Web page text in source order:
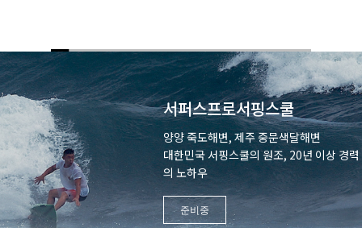
서퍼스프로서핑스쿨
양양 죽도해변, 제주 중문색달해변
대한민국 서핑스쿨의 원조, 20년 이상 경력
의 노하우
준비중